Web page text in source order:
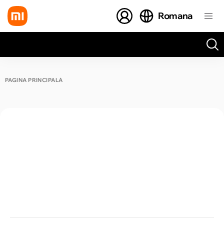
Romana
PAGINA PRINCIPALĂ